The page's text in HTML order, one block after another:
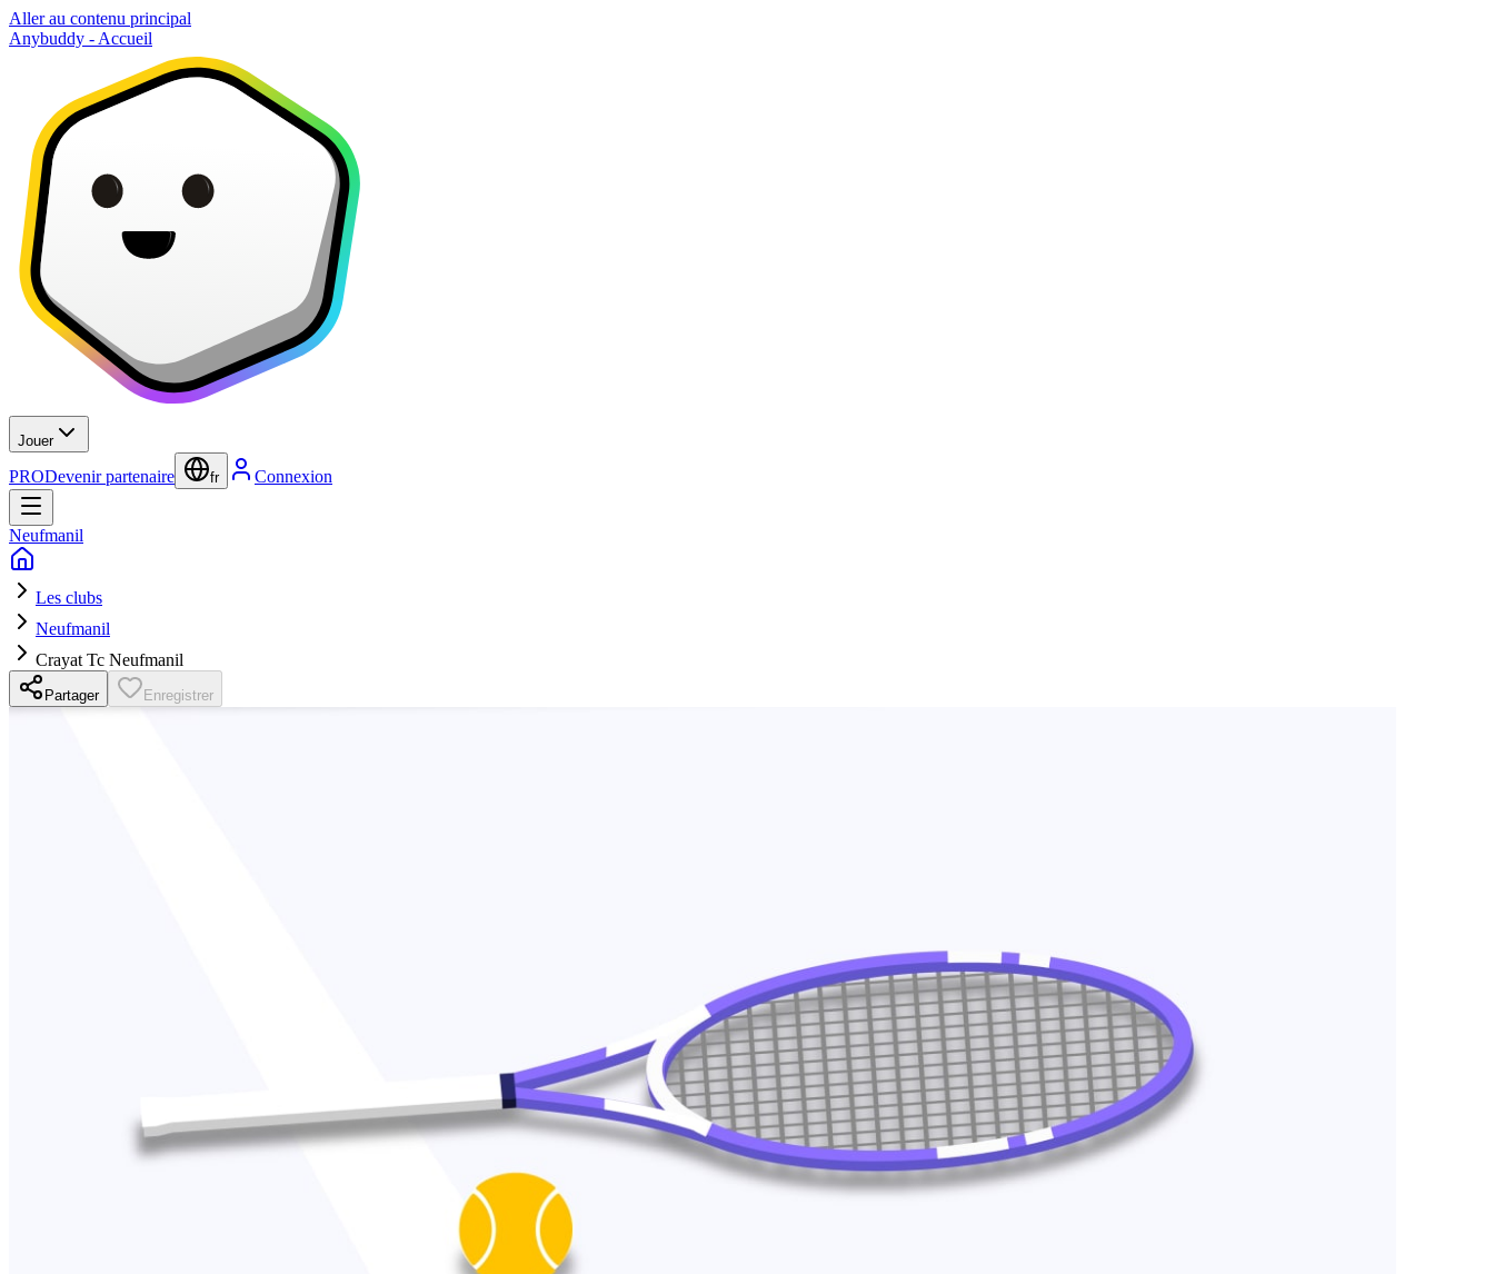
Aller au contenu principal
Anybuddy - Accueil
Jouer
PRODevenir partenaire fr Connexion
Neufmanil
Les clubs
Neufmanil
Crayat Tc Neufmanil
Partager Enregistrer